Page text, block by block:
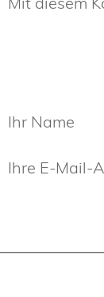
Ihr Name
Ihre E-Mail-